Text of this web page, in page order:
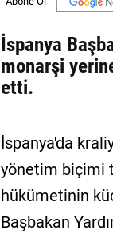
İspanya
monarşi
etti.
İspanya'da
yönetim biçimi
hükümetinin
Başbakan